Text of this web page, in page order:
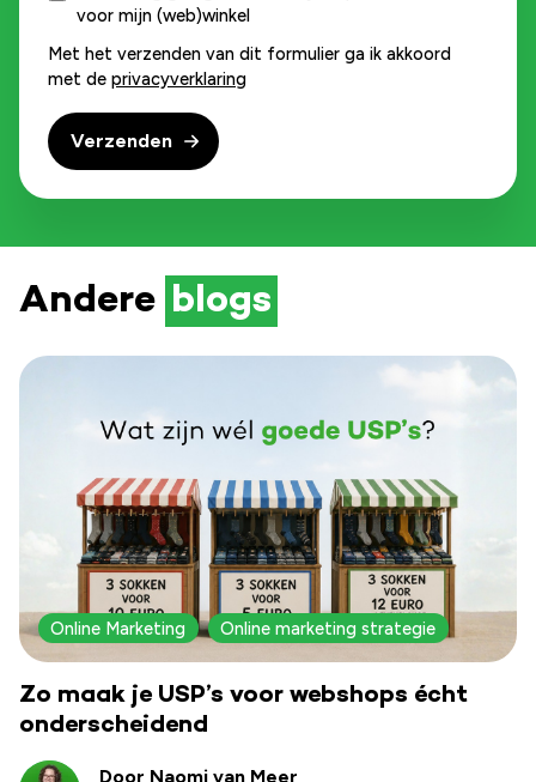
voor mijn (web)winkel
Met het verzenden van dit formulier ga ik akkoord
met de privacyverklaring
Andere blogs
Online Marketing Online marketing strategie
Zo maak je USP’s voor webshops écht
onderscheidend
Door Naomi van Meer